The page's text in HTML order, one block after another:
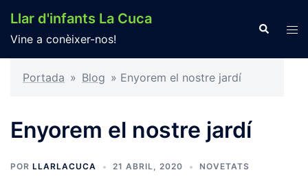
Llar d'infants La Cuca
Vine a conèixer-nos!
Portada » Blog » Enyorem el nostre jardí
Enyorem el nostre jardí
POR LLARLACUCA 21 ABRIL, 2020 NOVETATS